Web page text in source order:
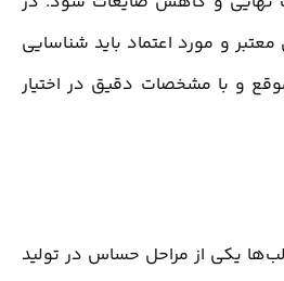
معتبر و مورد اعتماد باید شناسایی
و با مشخصات دقیق در اختیار
یکی از مراحل حساس در تولید